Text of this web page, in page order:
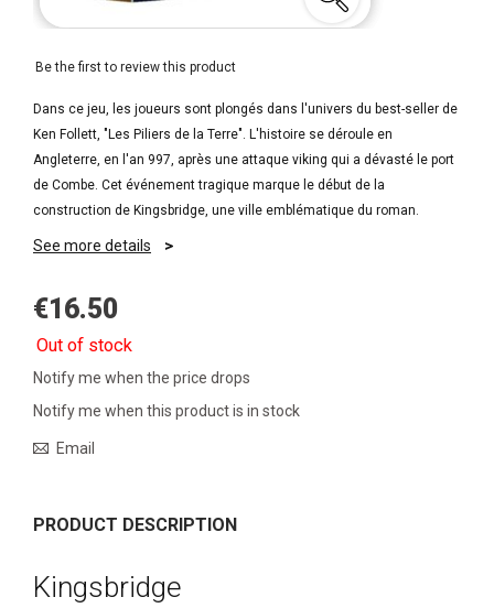
Be the first to review this product
Dans ce jeu, les joueurs sont plongés dans l'univers du best-seller de
Ken Follett, "Les Piliers de la Terre". L'histoire se déroule en
Angleterre, en l'an 997, après une attaque viking qui a dévasté le port
de Combe. Cet événement tragique marque le début de la
construction de Kingsbridge, une ville emblématique du roman.
See more details
€16.50
Out of stock
Notify me when the price drops
Notify me when this product is in stock
Email
PRODUCT DESCRIPTION
Kingsbridge